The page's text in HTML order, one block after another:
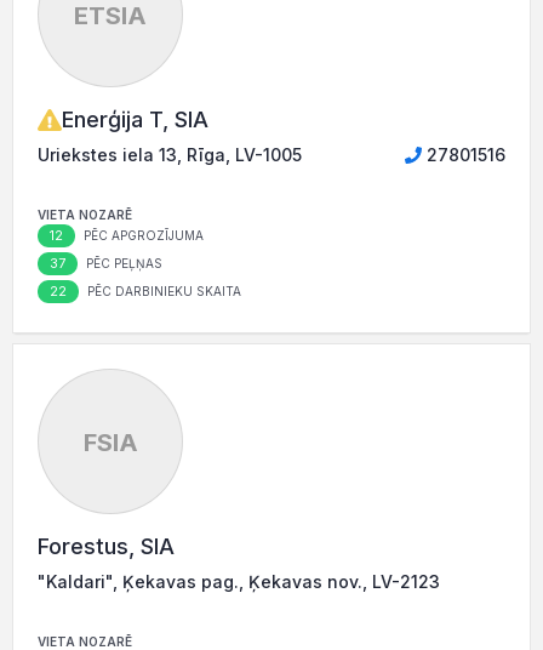
ETSIA
Enerģija T, SIA
Uriekstes iela 13, Rīga, LV-1005 27801516
VIETA NOZARĒ
12 PĒC APGROZĪJUMA
37 PĒC PEĻŅAS
22 PĒC DARBINIEKU SKAITA
FSIA
Forestus, SIA
"Kaldari", Ķekavas pag., Ķekavas nov., LV-2123
VIETA NOZARĒ